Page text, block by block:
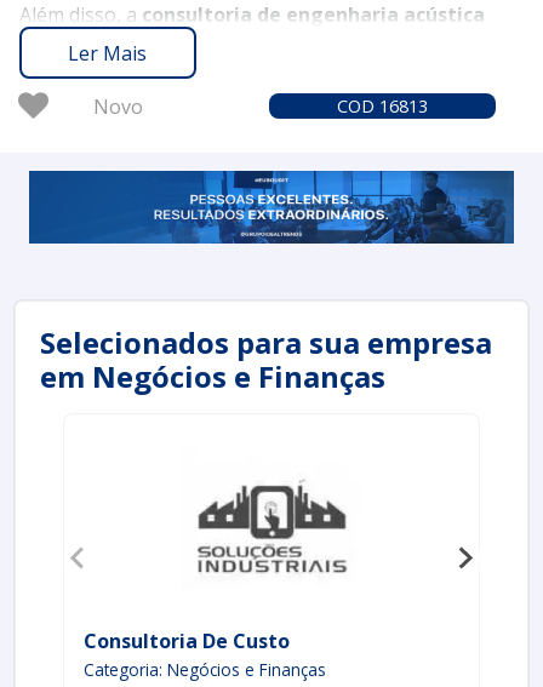
Além disso, a consultoria de engenharia acústica
pode auxiliar na conformidade com normas técnicas e
na criação de ambientes mais confortáveis e
funcionais, garantindo bem-estar aos usuários.
Ler Mais
Novo
COD 16813
Selecionados para sua empresa
em Negócios e Finanças
Consultoria De Custo
Categoria: Negócios e Finanças